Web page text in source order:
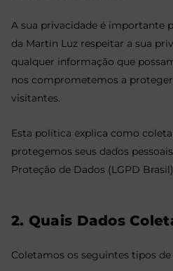
A sua privacidade é importante
da Martin Luz respeitar a sua
qualquer informação que
nos comprometemos a
visitantes.
Esta política explica como
protegemos seus dados
Proteção de Dados (LGPD
2. Quais Dados
Coletamos os seguintes tipos de